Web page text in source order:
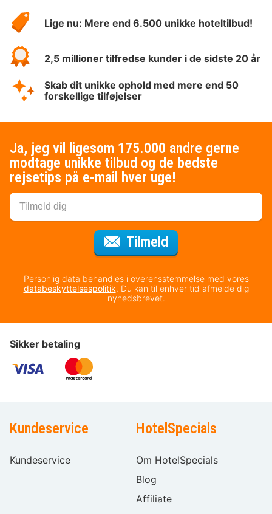
HotelSpecials
Lige nu: Mere end 6.500 unikke hoteltilbud!
2,5 millioner tilfredse kunder i de sidste 20 år
Skab dit unikke ophold med mere end 50
forskellige tilføjelser
Ja, jeg vil ligesom 175.000 andre gerne
modtage unikke tilbud og de bedste
rejsetips på e-mail hver uge!
Tilmeld
Personlig data behandles i overensstemmelse med vores
databeskyttelsespolitik. Du kan til enhver tid afmelde dig
nyhedsbrevet.
Sikker betaling
Kundeservice
Kundeservice
HotelSpecials
Om HotelSpecials
Blog
Affiliate